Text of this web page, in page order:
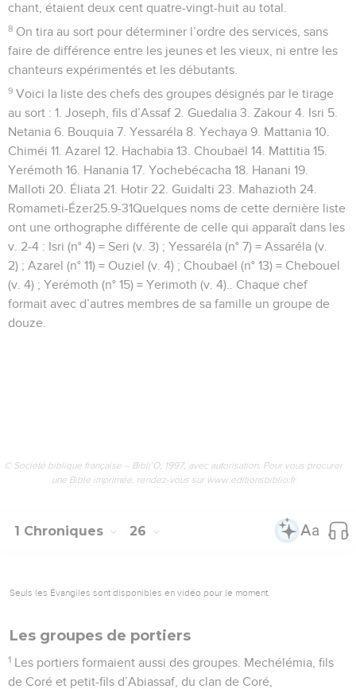
chant, étaient deux cent quatre-vingt-huit au total.
8 On tira au sort pour déterminer l’ordre des services, sans
faire de différence entre les jeunes et les vieux, ni entre les
chanteurs expérimentés et les débutants.
9 Voici la liste des chefs des groupes désignés par le tirage
au sort : 1. Joseph, fils d’Assaf 2. Guedalia 3. Zakour 4. Isri 5.
Netania 6. Bouquia 7. Yessaréla 8. Yechaya 9. Mattania 10.
Chiméi 11. Azarel 12. Hachabia 13. Choubaël 14. Mattitia 15.
Yerémoth 16. Hanania 17. Yochebécacha 18. Hanani 19.
Malloti 20. Éliata 21. Hotir 22. Guidalti 23. Mahazioth 24.
Romameti-Ézer25.9-31Quelques noms de cette dernière liste
ont une orthographe différente de celle qui apparaît dans les
v. 2-4 : Isri (n° 4) = Seri (v. 3) ; Yessaréla (n° 7) = Assaréla (v.
2) ; Azarel (n° 11) = Ouziel (v. 4) ; Choubaël (n° 13) = Chebouel
(v. 4) ; Yerémoth (n° 15) = Yerimoth (v. 4).. Chaque chef
formait avec d’autres membres de sa famille un groupe de
douze.
© Société biblique française – Bibli’O, 1997, avec autorisation. Pour vous procurer
une Bible imprimée, rendez-vous sur www.editionsbiblio.fr
1 Chroniques 26
Seuls les Évangiles sont disponibles en vidéo pour le moment.
Les groupes de portiers
1 Les portiers formaient aussi des groupes. Mechélémia, fils
de Coré et petit-fils d’Abiassaf, du clan de Coré,